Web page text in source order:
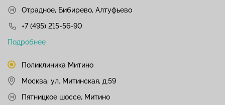
Отрадное, Бибирево, Алтуфьево
+7 (495) 215-56-90
Подробнее
Поликлиника Митино
Москва, ул. Митинская, д.59
Пятницкое шоссе, Митино